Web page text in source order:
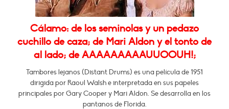
Cálamo: de los seminolas y un pedazo
cuchillo de caza; de Mari Aldon y el tonto de
al lado; de AAAAAAAAAUUOOUH!;
Tambores lejanos (Distant Drums) es una película de 1951
dirigida por Raoul Walsh e interpretada en sus papeles
principales por Gary Cooper y Mari Aldon. Se desarrolla en los
pantanos de Florida.